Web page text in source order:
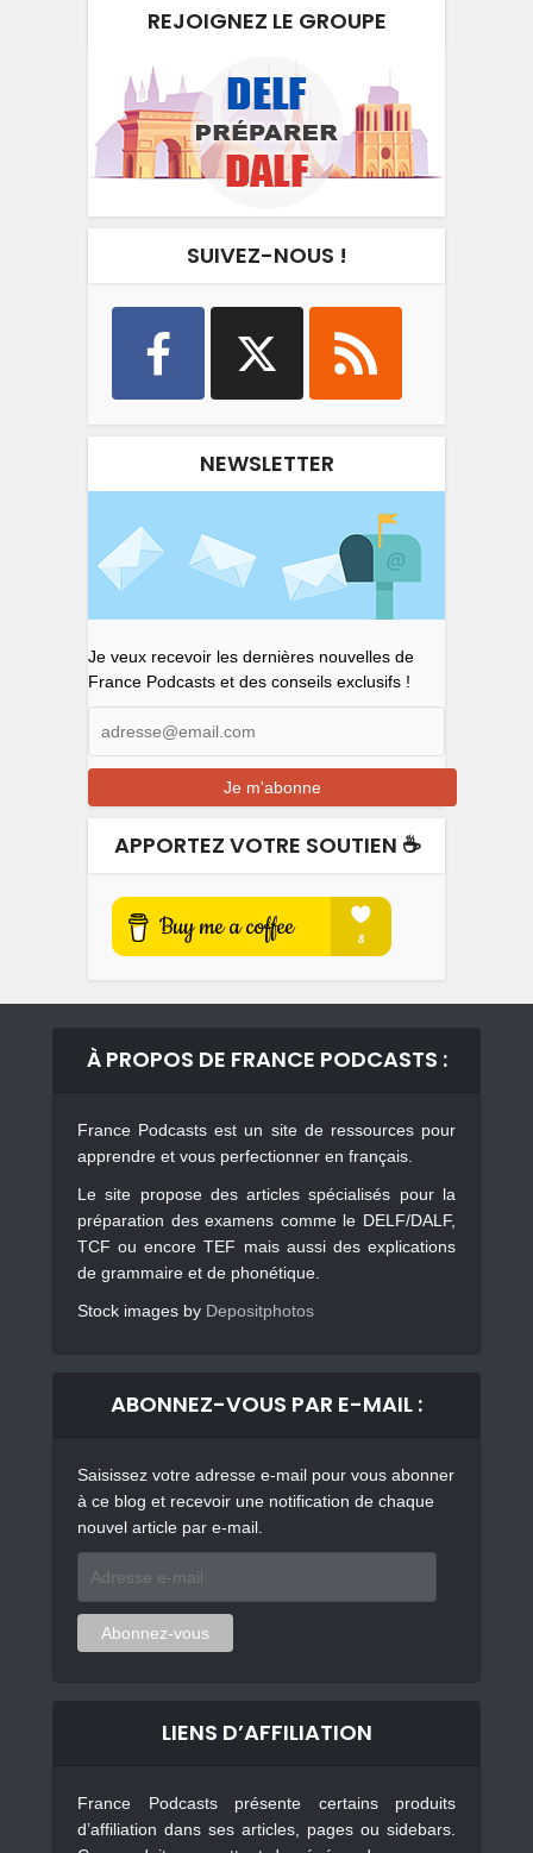
REJOIGNEZ LE GROUPE
SUIVEZ-NOUS !
NEWSLETTER
Je veux recevoir les dernières nouvelles de
France Podcasts et des conseils exclusifs !
APPORTEZ VOTRE SOUTIEN ☕️
À PROPOS DE FRANCE PODCASTS :
France Podcasts est un site de ressources pour
apprendre et vous perfectionner en français.
Le site propose des articles spécialisés pour la
préparation des examens comme le DELF/DALF,
TCF ou encore TEF mais aussi des explications
de grammaire et de phonétique.
Stock images by Depositphotos
ABONNEZ-VOUS PAR E-MAIL :
Saisissez votre adresse e-mail pour vous abonner
à ce blog et recevoir une notification de chaque
nouvel article par e-mail.
mail
Abonnez-vous
LIENS D’AFFILIATION
France Podcasts présente certains produits
d’affiliation dans ses articles, pages ou sidebars.